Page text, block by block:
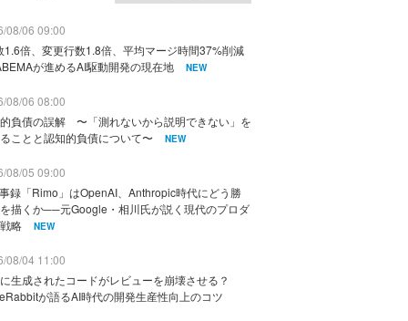
08/06 09:00
1.6倍、変更行数1.8倍、平均マージ時間37%削減
が進めるAI駆動開発の現在地
NEW
08/06 08:00
負債の誤解 〜「測れないから説明できない」を
ことと認知的負債について〜
NEW
08/05 09:00
録「Rimo」はOpenAI、Anthropic時代にどう勝
描くか──元Google・相川氏が説く現代のプロダ
略
NEW
08/04 11:00
生成されたコードがレビューを崩壊させる？
が語るAI時代の開発生産性向上のコツ